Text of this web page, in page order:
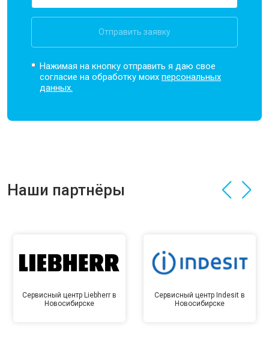
Отправить заявку
Нажимая на кнопку отправить я даю свое
согласие на обработку моихперсональных
данных.
Наши партнёры
Сервисный центр Liebherr в
Новосибирске
Сервисный центр Indesit в
Новосибирске